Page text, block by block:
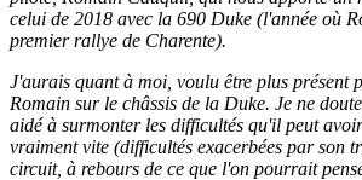
celui de 2018 avec la 690 Duke (l'année où
premier rallye de Charente).
J'aurais quant à moi, voulu être plus présent
Romain sur le châssis de la Duke. Je ne
aidé à surmonter les difficultés qu'il peut
vraiment vite (difficultés exacerbées par son
circuit, à rebours de ce que l'on pourrait